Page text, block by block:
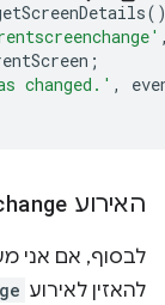
;
changed.' ,
האירוע
לבסוף, אם אני
להאזין לאירוע